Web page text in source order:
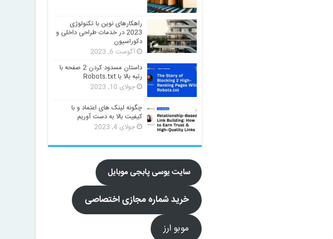
راهکارهای نوین با تکنولوژی
2023 در خدمات طراحی داخلی و
دکوراسیون
آگوست 6, 2023
داستان مسدود کردن 2 صفحه با
رتبه بالا با Robots.txt
جولای 10, 2023
چگونه لینک های اعتماد و با
کیفیت بالا به دست آوریم
جولای 4, 2023
سایت یوسی پابجی موبایل
خرید شماره مجازی اختصاصی
موبو ارز